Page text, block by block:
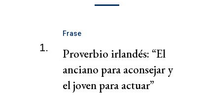
1.
Frase
Proverbio irlandés: “El
anciano para aconsejar y
el joven para actuar”